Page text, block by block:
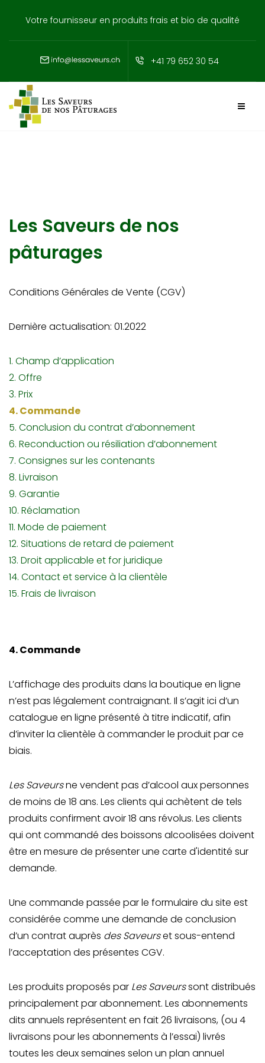
Votre fournisseur en produits frais et bio de qualité
+41 79 652 30 54
Les Saveurs de nos
pâturages
Conditions Générales de Vente (CGV)
Dernière actualisation: 01.2022
1. Champ d’application
2. Offre
3. Prix
4. Commande
5. Conclusion du contrat d’abonnement
6. Reconduction ou résiliation d’abonnement
7. Consignes sur les contenants
8. Livraison
9. Garantie
10. Réclamation
11. Mode de paiement
12. Situations de retard de paiement
13. Droit applicable et for juridique
14. Contact et service à la clientèle
15. Frais de livraison
4. Commande
L’affichage des produits dans la boutique en ligne
n’est pas légalement contraignant. Il s’agit ici d’un
catalogue en ligne présenté à titre indicatif, afin
d’inviter la clientèle à commander le produit par ce
biais.
Les Saveursne vendent pas d’alcool aux personnes
de moins de 18 ans. Les clients qui achètent de tels
produits confirment avoir 18 ans révolus. Les clients
qui ont commandé des boissons alcoolisées doivent
être en mesure de présenter une carte d'identité sur
demande.
Une commande passée par le formulaire du site est
considérée comme une demande de conclusion
d’un contrat auprès des Saveurset sous-entend
l’acceptation des présentes CGV.
Les produits proposés par Les Saveurssont distribués
principalement par abonnement. Les abonnements
dits annuels représentent en fait 26 livraisons, (ou 4
livraisons pour les abonnements à l’essai) livrés
toutes les deux semaines selon un plan annuel